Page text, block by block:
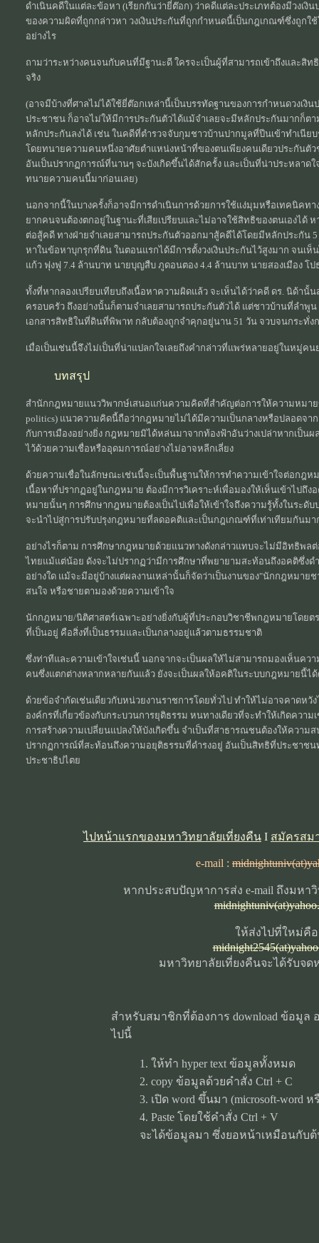
ดำเนินคดีในแต่ละข้อหา (เรียกกันว่ายี่ต๊อก) ว่าคดีแต่ละประเภทต้องมีวงเงิ
ของความผิดที่ถูกกล่าวหา วงเงินประกันที่ถูกกำหนดนี้เป็นกฎเกณฑ์ซึ่งถูกใ
อย่างไร
ถามว่าระหว่างคนจนกับคนที่มีฐานะดี ใครจะเป็นผู้ที่สามารถเข้าถึงและสิ
จริง
(อาจมีบ้างที่ศาลไม่ได้ใช้ยี่ต๊อกเหล่านี้เป็นบรรทัดฐานของการกำหนดวงเงิ
ประชาชน ก็อาจไม่ให้มีการประกันตัวได้แม้จำเลยจะมีหลักประกันมากก็ต
หลักประกันลงได้ เช่น ในคดีที่ตำรวจจับกุมชาวบ้านปากมูลที่ปีนเข้าทำเนีย
โดยทนายความคนหนึ่งอาศัยตำแหน่งหน้าที่ของตนเพียงคนเดียวประกันตั
อันเป็นปรากฏการณ์ที่นานๆ จะบังเกิดขึ้นได้สักครั้ง และเป็นที่น่าประหลาด
ทนายความคนนี้มาก่อนเลย)
นอกจากนี้ในบางครั้งก็อาจมีการดำเนินการด้วยการใช้แง่มุมหรือเทคนิคท
ยากคนจนต้องตกอยู่ในฐานะที่เสียเปรียบและไม่อาจใช้สิทธิของตนเองได้ ห
ต่อสู้คดี ทางฝ่ายจำเลยสามารถประกันตัวออกมาสู้คดีได้โดยมีหลักประกั
หาในข้อหาบุกรุกที่ดิน ในตอนแรกได้มีการตั้งวงเงินประกันไว้สูงมาก จนเ
แก้ว ฟุงฟู 7.4 ล้านบาท นายบุญสืบ ภูดอนตอง 4.4 ล้านบาท นายสองเมือง โ
ทั้งที่หากลองเปรียบเทียบถึงเนื้อหาความผิดแล้ว จะเห็นได้ว่าคดี ดร. นิด้านั้
ครอบครัว ถึงอย่างนั้นก็ตามจำเลยสามารถประกันตัวได้ แต่ชาวบ้านที่ลำพู
เอกสารสิทธิในที่ดินที่พิพาท กลับต้องถูกจำคุกอยู่นาน 51 วัน จวบจนกระทั่
เมื่อเป็นเช่นนี้จึงไม่เป็นที่น่าแปลกใจเลยถึงคำกล่าวที่แพร่หลายอยู่ในหมู่ค
บทสรุป
สำนักกฎหมายแนววิพากษ์เสนอแก่นความคิดที่สำคัญต่อการให้ความหมาย
politics) แนวความคิดนี้ถือว่ากฎหมายไม่ได้มีความเป็นกลางหรือปลอดจา
กับการเมืองอย่างยิ่ง กฎหมายมิได้หล่นมาจากท้องฟ้าอันว่างเปล่าหากเป็น
ไว้ด้วยความเชื่อหรืออุดมการณ์อย่างไม่อาจหลีกเลี่ยง
ด้วยความเชื่อในลักษณะเช่นนี้จะเป็นพื้นฐานให้การทำความเข้าใจต่อกฎห
เนื้อหาที่ปรากฏอยู่ในกฎหมาย ต้องมีการวิเคราะห์เพื่อมองให้เห็นเข้าไปถึ
หมายนั้นๆ การศึกษากฎหมายต้องเป็นไปเพื่อให้เข้าใจถึงความรู้ทั้งในระ
จะนำไปสู่การปรับปรุงกฎหมายที่ลดอคติและเป็นกฎเกณฑ์ที่เท่าเทียมกันม
อย่างไรก็ตาม การศึกษากฎหมายด้วยแนวทางดังกล่าวแทบจะไม่มีอิทธิพล
ไทยแม้แต่น้อย ดังจะไม่ปรากฏว่ามีการศึกษาที่พยายามสะท้อนถึงอคติซึ่ง
อย่างใด แม้จะมีอยู่บ้างแต่ผลงานเหล่านั้นก็จัดว่าเป็นงานของ"นักกฎหมา
สนใจ หรือชายตามองด้วยความเข้าใจ
นักกฎหมาย/นิติศาสตร์เฉพาะอย่างยิ่งกับผู้ที่ประกอบวิชาชีพกฎหมายโดย
ที่เป็นอยู่ คือสิ่งที่เป็นธรรมและเป็นกลางอยู่แล้วตามธรรมชาติ
ซึ่งท่าทีและความเข้าใจเช่นนี้ นอกจากจะเป็นผลให้ไม่สามารถมองเห็นค
คนซึ่งแตกต่างหลากหลายกันแล้ว ยังจะเป็นผลให้อคติในระบบกฎหมายนี้ไ
ด้วยข้อจำกัดเช่นเดียวกับหน่วยงานราชการโดยทั่วไป ทำให้ไม่อาจคาดหวั
องค์กรที่เกี่ยวข้องกับกระบวนการยุติธรรม หนทางเดียวที่จะทำให้เกิดควา
การสร้างความเปลี่ยนแปลงให้บังเกิดขึ้น จำเป็นที่สาธารณชนต้องให้ความ
ปรากฏการณ์ที่สะท้อนถึงความอยุติธรรมที่ดำรงอยู่ อันเป็นสิทธิที่ประชาช
ประชาธิปไตย
ไปหน้าแรกของมหาวิทยาลัยเที่ยงคืน I สมัครสม
e-mail :
หากประสบปัญหาการส่ง e-mail ถึงมหา
ให้ส่งไปที่ใหม่คือ
มหาวิทยาลัยเที่ยงคืนจะได้รับจด
สำหรับสมาชิกที่ต้องการ download ข้อมูล
ไปนี้
1. ให้ทำ hyper text ข้อมูลทั้งหมด
2. copy ข้อมูลด้วยคำสั่ง Ctrl + C
3. เปิด word ขึ้นมา (microsoft-word ห
4. Paste โดยใช้คำสั่ง Ctrl + V
จะได้ข้อมูลมา ซึ่งยอหน้าเหมือนกับ